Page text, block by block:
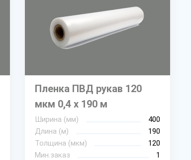
Пленка ПВД рукав 120
мкм 0,4 х 190 м
Ширина (мм)
400
Длина (м)
190
Толщина (мкм)
120
Мин.заказ
1